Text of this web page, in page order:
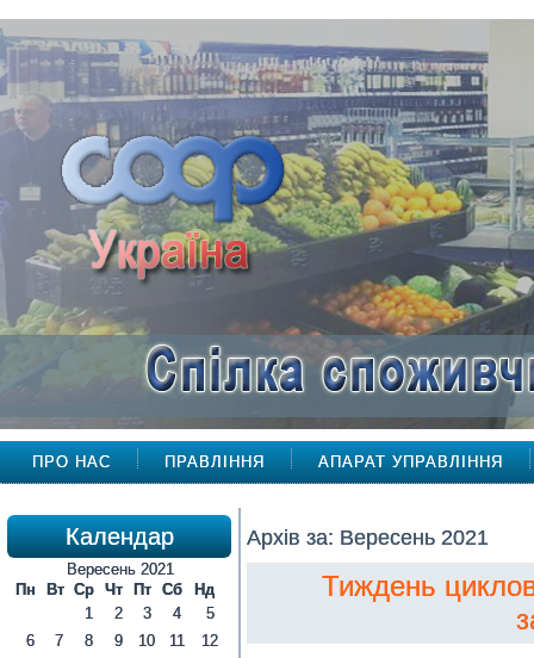
ПРО НАС ПРАВЛІННЯ АПАРАТ УПРАВЛІННЯ
Календар
Вересень 2021
Пн
Вт Ср Чт Пт Сб Нд
1 2 3 4
5
6
7 8 9 10 11
12
Архів за: Вересень 2021
Тиждень